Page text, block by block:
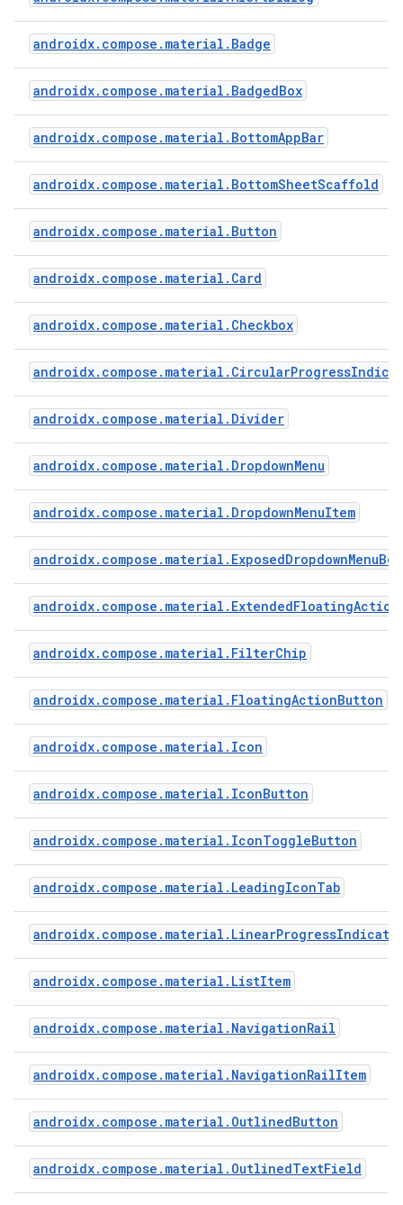
androidx.compose.material.Badge
androidx.compose.material.BadgedBox
androidx.compose.material.BottomAppBar
androidx.compose.material.BottomSheetScaffold
androidx.compose.material.Button
androidx.compose.material.Card
androidx.compose.material.Checkbox
androidx.compose.material.Divider
androidx.compose.material.DropdownMenu
androidx.compose.material.DropdownMenuItem
androidx.compose.material.ExposedDropdownMenuBox
androidx.compose.material.FilterChip
androidx.compose.material.FloatingActionButton
androidx.compose.material.Icon
androidx.compose.material.IconButton
androidx.compose.material.IconToggleButton
androidx.compose.material.LeadingIconTab
androidx.compose.material.ListItem
androidx.compose.material.NavigationRail
androidx.compose.material.NavigationRailItem
androidx.compose.material.OutlinedButton
androidx.compose.material.OutlinedTextField